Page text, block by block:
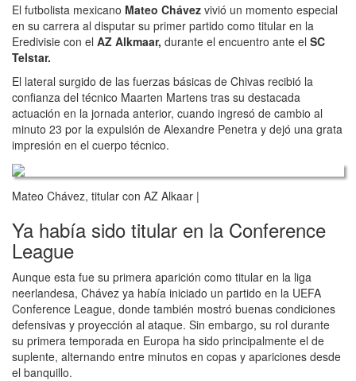
El futbolista mexicano Mateo Chávez vivió un momento especial
en su carrera al disputar su primer partido como titular en la
Eredivisie con el AZ Alkmaar, durante el encuentro ante el SC
Telstar.
El lateral surgido de las fuerzas básicas de Chivas recibió la
confianza del técnico Maarten Martens tras su destacada
actuación en la jornada anterior, cuando ingresó de cambio al
minuto 23 por la expulsión de Alexandre Penetra y dejó una grata
impresión en el cuerpo técnico.
Mateo Chávez, titular con AZ Alkaar |
Ya había sido titular en la Conference
League
Aunque esta fue su primera aparición como titular en la liga
neerlandesa, Chávez ya había iniciado un partido en la UEFA
Conference League, donde también mostró buenas condiciones
defensivas y proyección al ataque. Sin embargo, su rol durante
su primera temporada en Europa ha sido principalmente el de
suplente, alternando entre minutos en copas y apariciones desde
el banquillo.